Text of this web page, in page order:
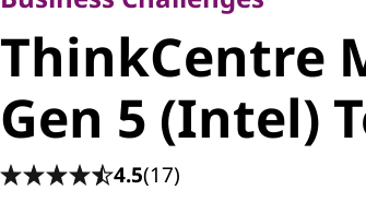
Gen 5 (Intel)
ThinkCentre
Gen 5 (Intel)
4.5(17)